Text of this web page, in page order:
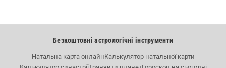
Безкоштовні астрологічні інструменти
Натальна карта онлайнКалькулятор натальної карти